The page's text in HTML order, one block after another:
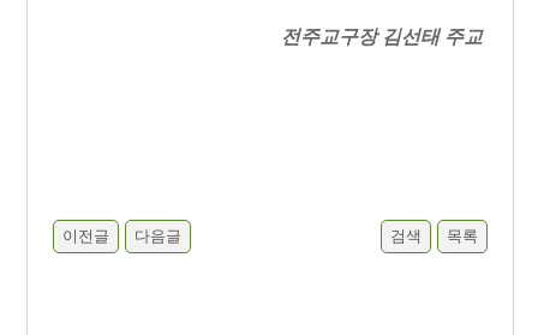
전주교구장 김선태 주교
이전글 다음글 검색 목록